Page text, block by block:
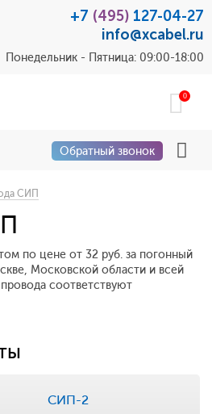
+7 (495) 127-04-27
info@xcabel.ru
Понедельник - Пятница: 09:00-18:00
0
Обратный звонок
СИП
по цене от 32 руб. за погонный
Московской области и всей
соответствуют
СИП-2